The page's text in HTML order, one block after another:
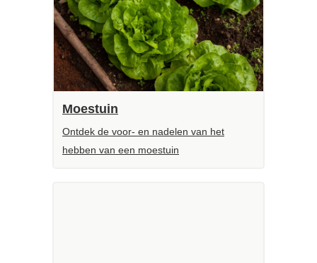
Moestuin
Ontdek de voor- en nadelen van het
hebben van een moestuin